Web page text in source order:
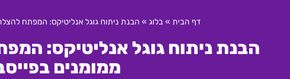
דף הבית »בלוג » הבנת ניתוח גוגל אנליטיקס: המפתח
הבנת ניתוח גוגל אנליטיקס:
ממומנים